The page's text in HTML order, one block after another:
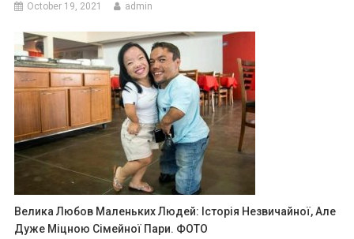
October 19, 2021 admin
Велика Любов Маленьких Людей: Історія Незвичайної, Але
Дуже Міцною Сімейної Пари. ФОТО